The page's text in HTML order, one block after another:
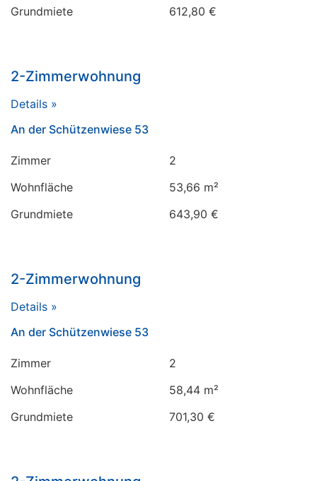
Grundmiete 612,80 €
2-Zimmerwohnung
Details »
An der Schützenwiese 53
Zimmer
2
Wohnfläche
53,66 m²
Grundmiete
643,90 €
2-Zimmerwohnung
Details »
An der Schützenwiese 53
Zimmer
2
Wohnfläche
58,44 m²
Grundmiete
701,30 €